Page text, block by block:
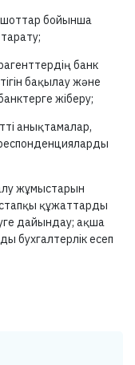
бойынша
банк
бақылау және
жіберу;
анықтамалар,
жұмыстарын
құжаттарды
дайындау; ақша
бухгалтерлік есеп